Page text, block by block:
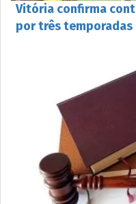
Vitória confirma
por três temporadas